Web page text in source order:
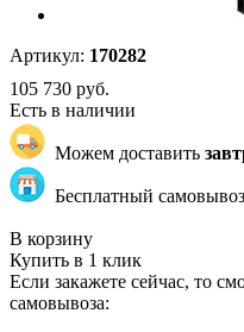
Артикул: 170282
105 730 руб.
Есть в наличии
Можем доставить
Бесплатный самовывоз
В корзину
Купить в 1 клик
Если закажете сейчас, то
самовывоза: